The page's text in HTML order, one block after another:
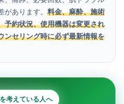
あります。 料金、麻酔、施術
予約状況、使用機器は変更され
ンセリング時に必ず最新情報を
考えている人へ